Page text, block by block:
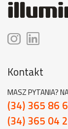
Kontakt
MASZ PYTANIA?
(34) 365 86
(34) 365 04